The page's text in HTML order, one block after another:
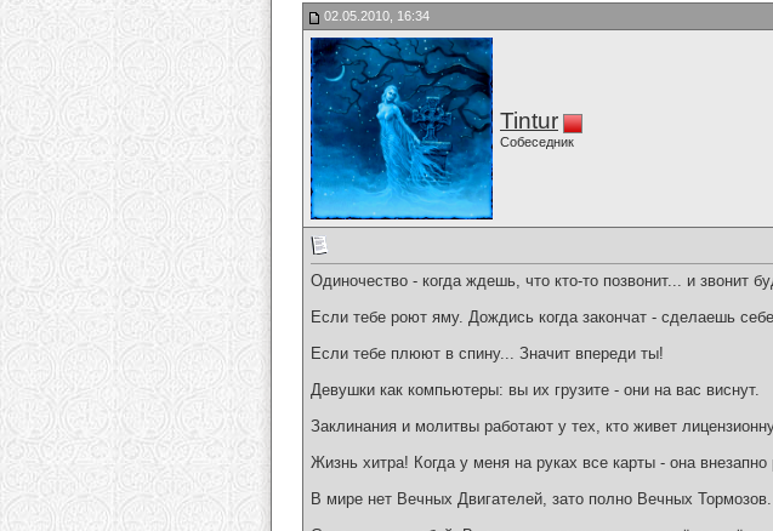
02.05.2010, 16:34
Tintur
Собеседник
Одиночество - когда ждешь, что кто-то позвонит... и звонит
Если тебе роют яму. Дождись когда закончат - сделаешь
Если тебе плюют в спину... Значит впереди ты!
Девушки как компьютеры: вы их грузите - они на вас виснут.
Заклинания и молитвы работают у тех, кто живет
Жизнь хитра! Когда у меня на руках все карты - она
В мире нет Вечных Двигателей, зато полно Вечных Тормозов.